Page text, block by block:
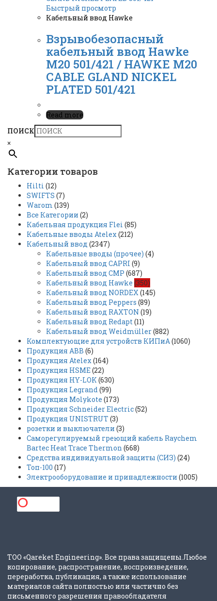
Быстрый просмотр
Кабельный ввод Hawke
Взрывобезопасный
кабельный ввод Hawke
M20 501/421 / HAWKE M20
CABLE GLAND NICKEL
PLATED 501/421
Read more
ПОИСК
×
Категории товаров
Hilti (12)
SWIFTS (7)
Warom (139)
Все Категории (2)
Кабельная продукция Flei (85)
Кабельные вводы Atelex(212)
Кабельный ввод (2347)
Кабельные вводы (прочее) (4)
Кабельный ввод CAPRI (9)
Кабельный ввод CMP (687)
Кабельный ввод Hawke (350)
Кабельный ввод NORDEX(145)
Кабельный ввод Peppers (89)
Кабельный ввод RAXTON (19)
Кабельный ввод Redapt(11)
Кабельный ввод Weidmüller(882)
Комплектующие для устройств КИПиА(1060)
Продукция ABB (6)
Продукция Atelex(164)
Продукция HSME(22)
Продукция HY-LOK (630)
Продукция Legrand(99)
Продукция Molykote (173)
Продукция Schneider Electric(52)
Продукция UNISTRUT (3)
розетки и выключатели (3)
Саморегулируемый греющий кабель Raychem
Bartec Heat Trace Thermon (668)
Средства индивидуальной защиты (СИЗ) (24)
Топ-100 (17)
Электрооборудование и принадлежности (1005)
ТОО «Qareket Engineering». Все права защищены.Любое
копирование, распространение, воспроизведение,
переработка, публикация, а также использование
материалов сайта полностью или частично без
письменного разрешения правообладателя